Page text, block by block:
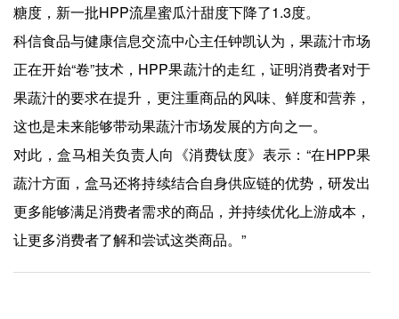
糖度，新一批HPP流星蜜瓜汁甜度下降了1.3度。
科信食品与健康信息交流中心主任钟凯认为，果蔬汁市场
正在开始“卷”技术，HPP果蔬汁的走红，证明消费者对于
果蔬汁的要求在提升，更注重商品的风味、鲜度和营养，
这也是未来能够带动果蔬汁市场发展的方向之一。
对此，盒马相关负责人向《消费钛度》表示：“在HPP果
蔬汁方面，盒马还将持续结合自身供应链的优势，研发出
更多能够满足消费者需求的商品，并持续优化上游成本，
让更多消费者了解和尝试这类商品。”